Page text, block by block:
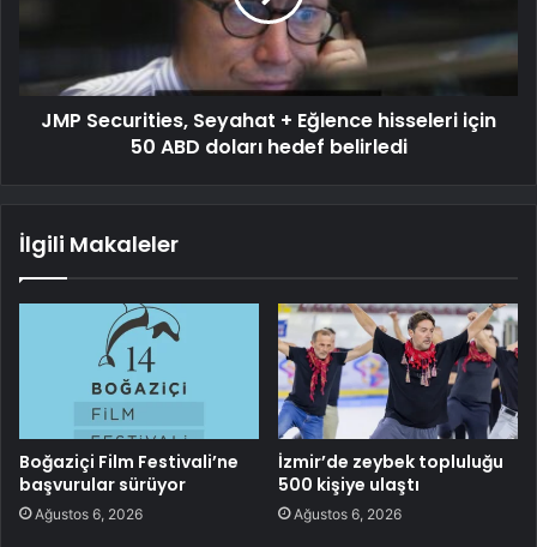
JMP Securities, Seyahat + Eğlence hisseleri için
50 ABD doları hedef belirledi
İlgili Makaleler
Boğaziçi Film Festivali’ne
başvurular sürüyor
Ağustos 6, 2026
İzmir’de zeybek topluluğu
500 kişiye ulaştı
Ağustos 6, 2026